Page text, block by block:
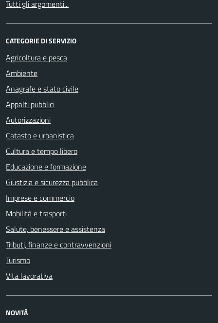
Tutti gli argomenti...
CATEGORIE DI SERVIZIO
Agricoltura e pesca
Ambiente
Anagrafe e stato civile
Appalti pubblici
Autorizzazioni
Catasto e urbanistica
Cultura e tempo libero
Educazione e formazione
Giustizia e sicurezza pubblica
Imprese e commercio
Mobilità e trasporti
Salute, benessere e assistenza
Tributi, finanze e contravvenzioni
Turismo
Vita lavorativa
NOVITÀ